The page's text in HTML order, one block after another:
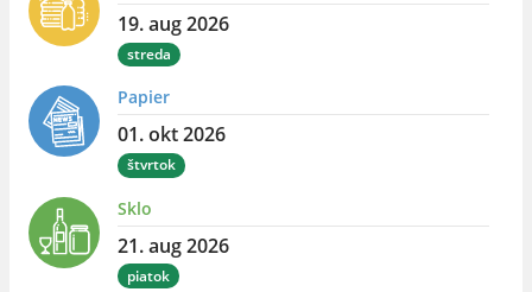
19. aug 2026
streda
Papier
01. okt 2026
štvrtok
Sklo
21. aug 2026
piatok